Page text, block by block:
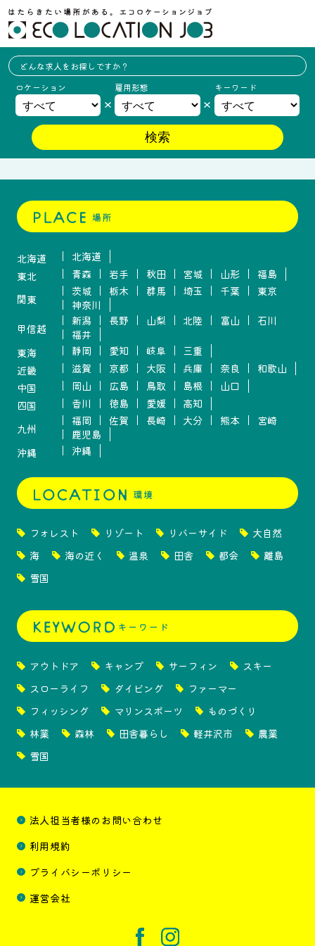
どんな求人をお探しですか？
ロケーション
雇用形態 キーワード
北海道
北海道
東北
青森 岩手 秋田 宮城 山形
福島
関東
茨城 栃木 群馬 埼玉 千葉
東京
神奈川
甲信越
新潟 長野 山梨 北陸 富山
石川
福井
東海
静岡 愛知 岐阜
三重
近畿
滋賀 京都 大阪 兵庫 奈良
和歌山
中国
岡山 広島 鳥取 島根
山口
四国
香川 徳島 愛媛
高知
九州
福岡 佐賀 長崎 大分 熊本
宮崎
鹿児島
沖縄
沖縄
フォレスト リゾート リバーサイド
大自然
海
海の近く 温泉 田舎 都会
離島
雪国
アウトドア キャンプ サーフィン
スキー
スローライフ
ダイビング
ファーマー
フィッシング
マリンスポーツ
ものづくり
林業
森林 田舎暮らし 軽井沢市
農業
雪国
法人担当者様のお問い合わせ
利用規約
プライバシーポリシー
運営会社